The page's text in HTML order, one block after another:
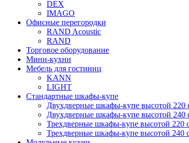
DEX
IMAGO
Офисные перегородки
RAND Acoustic
RAND
Торговое оборудование
Мини-кухни
Мебель для гостиниц
KANN
LIGHT
Стандартные шкафы-купе
Двухдверные шкафы-купе высотой 220
Двухдверные шкафы-купе высотой 240
Трехдверные шкафы-купе высотой 220
Трехдверные шкафы-купе высотой 240